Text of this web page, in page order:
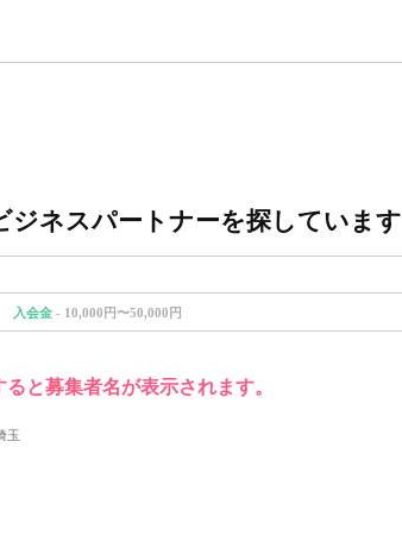
ジネスパートナーを探しています
入会金 - 10,000円〜50,000円
ると募集者名が表示されます。
玉